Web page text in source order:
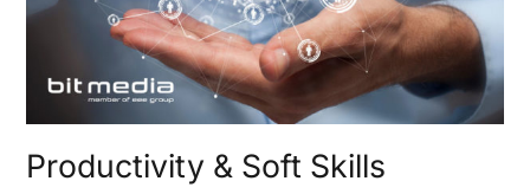
Productivity & Soft Skills